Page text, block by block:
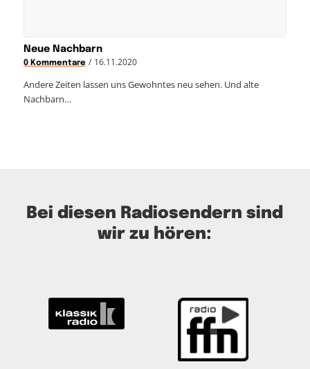
Neue Nachbarn
0 Kommentare / 16.11.2020
Andere Zeiten lassen uns Gewohntes neu sehen. Und alte
Nachbarn…
Bei diesen Radiosendern sind
wir zu hören: